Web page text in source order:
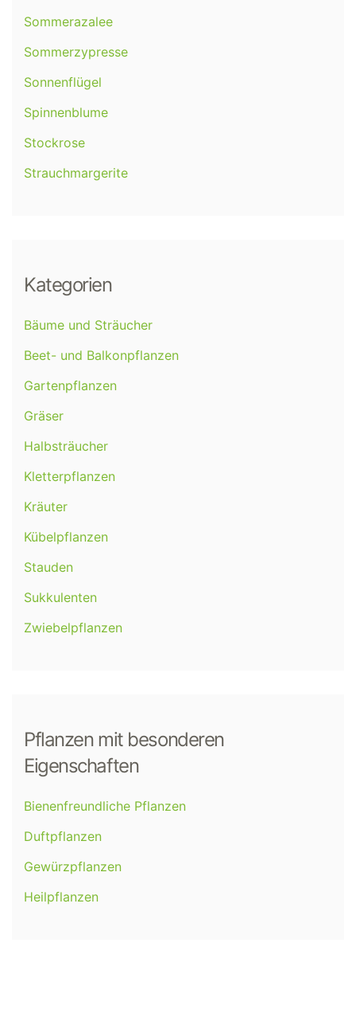
Sommerazalee
Sommerzypresse
Sonnenflügel
Spinnenblume
Stockrose
Strauchmargerite
Kategorien
Bäume und Sträucher
Beet- und Balkonpflanzen
Gartenpflanzen
Gräser
Halbsträucher
Kletterpflanzen
Kräuter
Kübelpflanzen
Stauden
Sukkulenten
Zwiebelpflanzen
Pflanzen mit besonderen
Eigenschaften
Bienenfreundliche Pflanzen
Duftpflanzen
Gewürzpflanzen
Heilpflanzen